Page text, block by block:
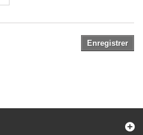
Enregistrer